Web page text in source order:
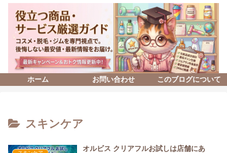
ホーム お問い合わせ このブログについて
スキンケア
オルビス クリアフルお試しは店舗にあ